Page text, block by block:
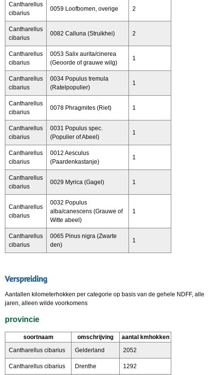
Cantharellus
cibarius
0059 Loofbomen, overige 2
Cantharellus
cibarius
0082 Calluna (Struikhei) 2
Cantharellus
cibarius
0053 Salix aurita/cinerea
(Geoorde of grauwe wilg)
1
Cantharellus
cibarius
0034 Populus tremula
(Ratelpopulier)
1
Cantharellus
cibarius
0078 Phragmites (Riet) 1
Cantharellus
cibarius
0031 Populus spec.
(Populier of Abeel)
1
Cantharellus
cibarius
0012 Aesculus
(Paardenkastanje)
1
Cantharellus
cibarius
0029 Myrica (Gagel) 1
Cantharellus
cibarius
0032 Populus
alba/canescens (Grauwe of
Witte abeel)
1
Cantharellus
cibarius
0065 Pinus nigra (Zwarte
den)
1
Verspreiding
Aantallen kilometerhokken per categorie op basis van de gehele NDFF, alle
jaren, alleen wilde voorkomens
provincie
soortnaam omschrijving
aantal kmhokken
Cantharellus cibarius
Gelderland 2052
Cantharellus cibarius Drenthe 1292